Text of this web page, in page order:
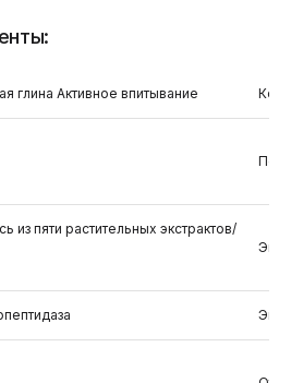
глина Активное впитывание
из пяти растительных экстрактов/